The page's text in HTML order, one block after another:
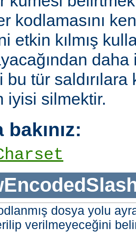
kodlamasını
etkin kılmış
bu tür saldırılara
iyisi silmektir.
bakınız:
dosya yolu
verilmeyeceğini